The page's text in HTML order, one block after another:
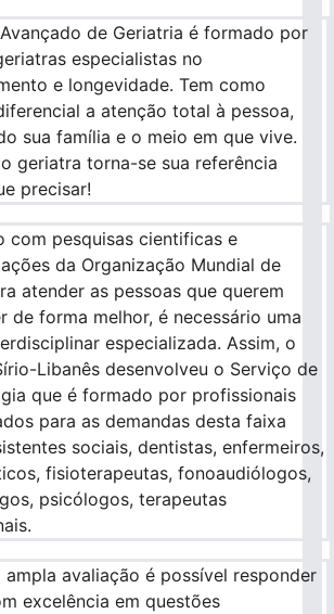
da saúde
de Geriatria é formado por
especialistas no
e longevidade. Tem como
a atenção total à pessoa,
sua família e o meio em que vive.
geriatra torna-se sua referência
precisar!
com pesquisas cientificas e
da Organização Mundial de
atender as pessoas que querem
de forma melhor, é necessário uma
especializada. Assim, o
Libanês desenvolveu o Serviço de
que é formado por profissionais
para as demandas desta faixa
sociais, dentistas, enfermeiros,
fisioterapeutas, fonoaudiólogos,
psicólogos, terapeutas
ampla avaliação é possível responder
excelência em questões